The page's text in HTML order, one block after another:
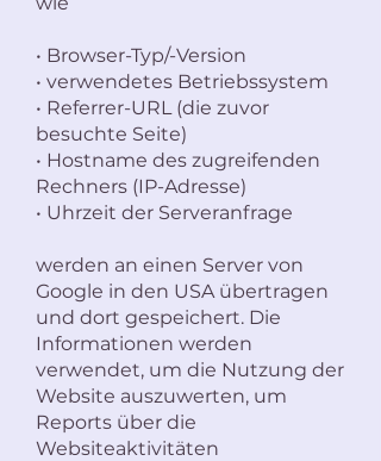
• Browser-Typ/-Version
• verwendetes Betriebssystem
• Referrer-URL (die zuvor
besuchte Seite)
• Hostname des zugreifenden
Rechners (IP-Adresse)
• Uhrzeit der Serveranfrage
werden an einen Server von
Google in den USA übertragen
und dort gespeichert. Die
Informationen werden
verwendet, um die Nutzung der
Website auszuwerten, um
Reports über die
Websiteaktivitäten